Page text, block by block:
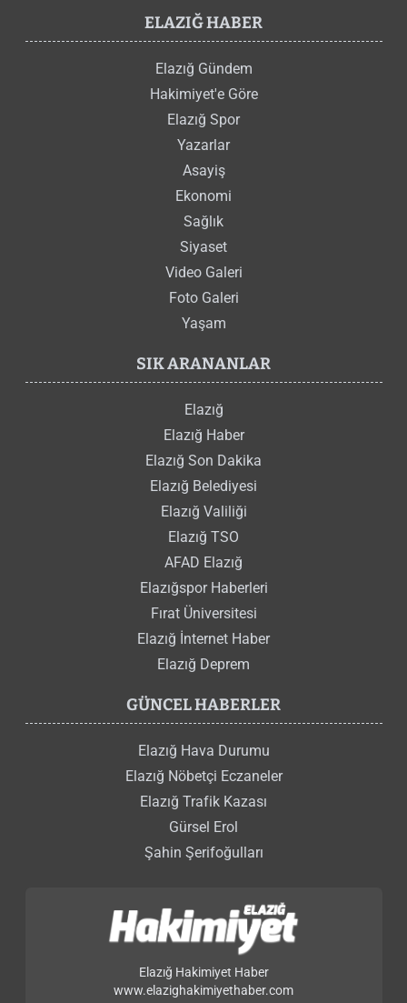
ELAZIĞ HABER
Elazığ Gündem
Hakimiyet'e Göre
Elazığ Spor
Yazarlar
Asayiş
Ekonomi
Sağlık
Siyaset
Video Galeri
Foto Galeri
Yaşam
SIK ARANANLAR
Elazığ
Elazığ Haber
Elazığ Son Dakika
Elazığ Belediyesi
Elazığ Valiliği
Elazığ TSO
AFAD Elazığ
Elazığspor Haberleri
Fırat Üniversitesi
Elazığ İnternet Haber
Elazığ Deprem
GÜNCEL HABERLER
Elazığ Hava Durumu
Elazığ Nöbetçi Eczaneler
Elazığ Trafik Kazası
Gürsel Erol
Şahin Şerifoğulları
Elazığ Hakimiyet Haber
www.elazighakimiyethaber.com